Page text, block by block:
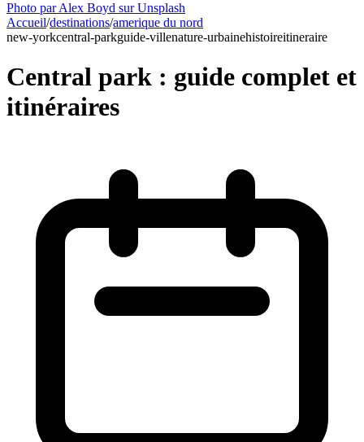
Photo par Alex Boyd sur Unsplash
Accueil/destinations/amerique du nord
new-yorkcentral-parkguide-villenature-urbainehistoireitineraire
Central park : guide complet et
itinéraires